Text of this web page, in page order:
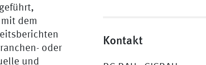
dem
oder
und
Kontakt